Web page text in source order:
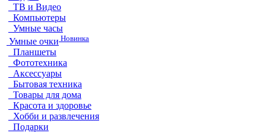
ТВ и Видео
Компьютеры
Умные часы
Умные очки Новинка
Планшеты
Фототехника
Аксессуары
Бытовая техника
Товары для дома
Красота и здоровье
Хобби и развлечения
Подарки